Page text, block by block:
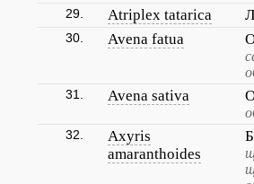
29. Atriplex tatarica
30. Avena fatua
31. Avena sativa
32.
Axyris
amaranthoides